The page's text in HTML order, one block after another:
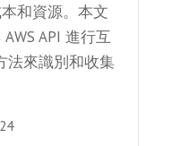
和資源。本文
API 進行互
法來識別和收集